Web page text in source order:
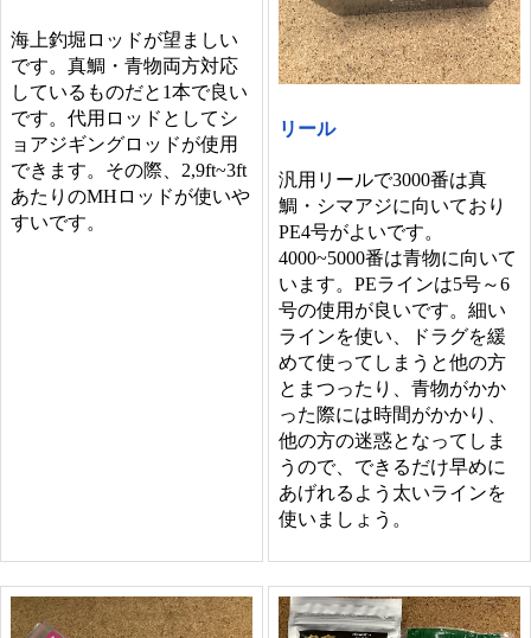
海上釣堀ロッドが望ましい
です。真鯛・青物両方対応
しているものだと1本で良い
です。代用ロッドとしてシ
ョアジギングロッドが使用
できます。その際、2,9ft~3ft
あたりのMHロッドが使いや
すいです。
リール
汎用リールで3000番は真
鯛・シマアジに向いており
PE4号がよいです。
4000~5000番は青物に向いて
います。PEラインは5号～6
号の使用が良いです。細い
ラインを使い、ドラグを緩
めて使ってしまうと他の方
とまつったり、青物がかか
った際には時間がかかり、
他の方の迷惑となってしま
うので、できるだけ早めに
あげれるよう太いラインを
使いましょう。